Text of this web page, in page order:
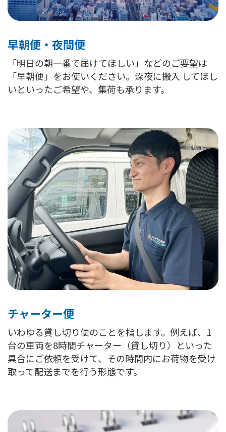
早朝便・夜間便
「明日の朝一番で届けてほしい」などのご要望は
「早朝便」をお使いください。深夜に搬入 してほし
いといったご希望や、集荷も承ります。
チャーター便
いわゆる貸し切り便のことを指します。例えば、1
台の車両を8時間チャーター（貸し切り）といった
具合にご依頼を受けて、その時間内にお荷物を受け
取って配送までを行う形態です。